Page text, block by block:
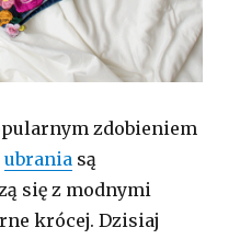
zdobieniem
ubrania są
się z modnymi
krócej. Dzisiaj